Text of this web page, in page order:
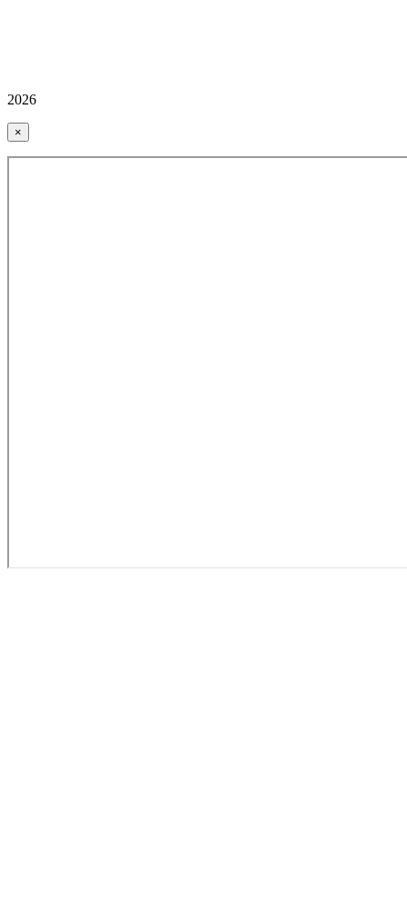
2026
×